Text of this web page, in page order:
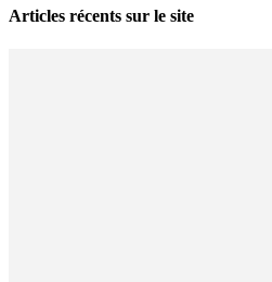
Articles récents sur le site